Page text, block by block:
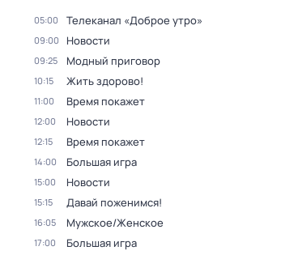
05:00 Телеканал «Доброе утро»
09:00 Новости
09:25 Модный приговор
10:15 Жить здорово!
11:00 Время покажет
12:00 Новости
12:15 Время покажет
14:00 Большая игра
15:00 Новости
15:15 Давай поженимся!
16:05 Мужское/Женское
17:00 Большая игра